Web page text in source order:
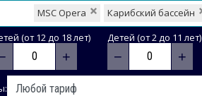
Карибский бассейн
MSC Opera
(от 12 до 18 лет)
+
Детей (от 2 до 11 лет)
− +